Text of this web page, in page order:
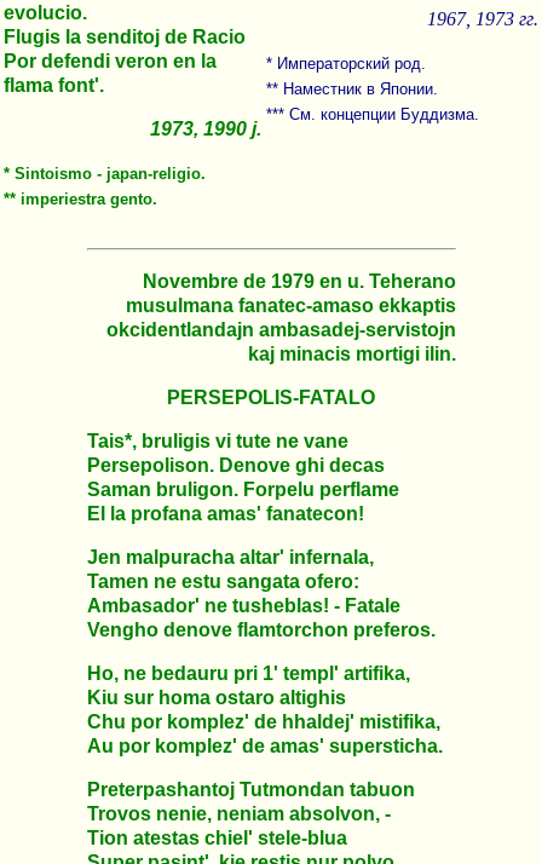
evolucio.
Flugis la senditoj de Racio
Por defendi veron en la
flama font'.
1973, 1990 j.
* Sintoismo - japan-religio.
** imperiestra gento.
1967, 1973 гг.
* Императорский род.
** Наместник в Японии.
*** См. концепции Буддизма.
Novembre de 1979 en u. Teherano
musulmana fanatec-amaso ekkaptis
okcidentlandajn ambasadej-servistojn
kaj minacis mortigi ilin.
PERSEPOLIS-FATALO
Tais*, bruligis vi tute ne vane
Persepolison. Denove ghi decas
Saman bruligon. Forpelu perflame
El la profana amas' fanatecon!
Jen malpuracha altar' infernala,
Tamen ne estu sangata ofero:
Ambasador' ne tusheblas! - Fatale
Vengho denove flamtorchon preferos.
Ho, ne bedauru pri 1' templ' artifika,
Kiu sur homa ostaro altighis
Chu por komplez' de hhaldej' mistifika,
Au por komplez' de amas' supersticha.
Preterpashantoj Tutmondan tabuon
Trovos nenie, neniam absolvon, -
Tion atestas chiel' stele-blua